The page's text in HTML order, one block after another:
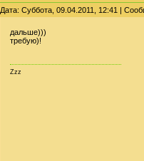
Дата: Суббота, 09.04.2011, 12:41 |
дальше)))
требую)!
Zzz